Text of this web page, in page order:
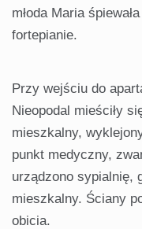
młoda Maria
fortepianie.
Przy wejściu do
Nieopodal mieściły
mieszkalny,
punkt medyczny,
urządzono sypialnię,
mieszkalny. Ściany
obicia.